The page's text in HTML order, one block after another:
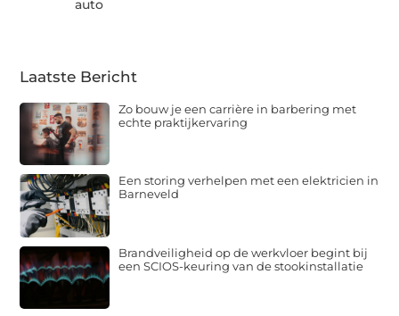
auto
Laatste Bericht
Zo bouw je een carrière in barbering met
echte praktijkervaring
Een storing verhelpen met een elektricien in
Barneveld
Brandveiligheid op de werkvloer begint bij
een SCIOS-keuring van de stookinstallatie